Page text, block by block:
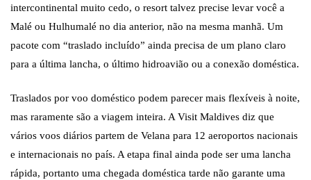
intercontinental muito cedo, o resort talvez precise levar você a
Malé ou Hulhumalé no dia anterior, não na mesma manhã. Um
pacote com “traslado incluído” ainda precisa de um plano claro
para a última lancha, o último hidroavião ou a conexão doméstica.
Traslados por voo doméstico podem parecer mais flexíveis à noite,
mas raramente são a viagem inteira. A Visit Maldives diz que
vários voos diários partem de Velana para 12 aeroportos nacionais
e internacionais no país. A etapa final ainda pode ser uma lancha
rápida, portanto uma chegada doméstica tarde não garante uma